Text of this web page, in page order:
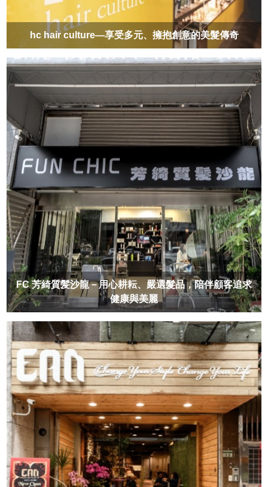
hc hair culture—享受多元、擁抱創意的美髮傳奇
FC 芳綺質髪沙龍－用心耕耘、嚴選髮品，陪伴顧客追求
健康與美麗